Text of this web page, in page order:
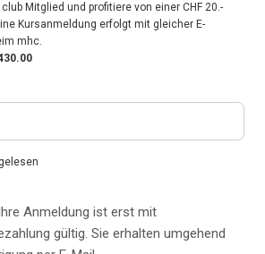
Mitglied und profitiere von einer CHF 20.-
Kursanmeldung erfolgt mit gleicher E-
mhc.
gelesen
Anmeldung ist erst mit
gültig. Sie erhalten umgehend